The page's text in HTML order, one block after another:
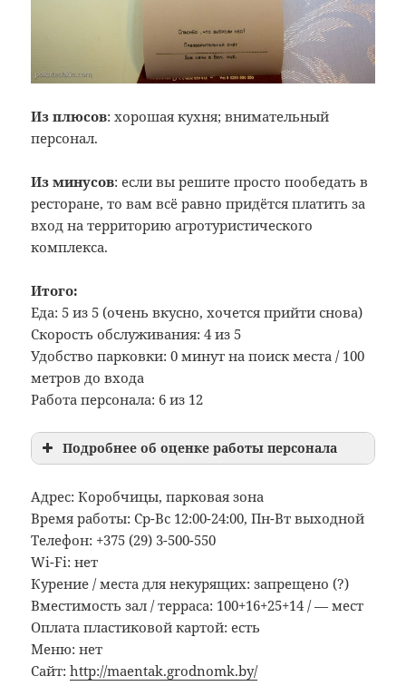
Из плюсов: хорошая кухня; внимательный
персонал.
Из минусов: если вы решите просто пообедать в
ресторане, то вам всё равно придётся платить за
вход на территорию агротуристического
комплекса.
Итого:
Еда: 5 из 5 (очень вкусно, хочется прийти снова)
Скорость обслуживания: 4 из 5
Удобство парковки: 0 минут на поиск места / 100
метров до входа
Работа персонала: 6 из 12
Подробнее об оценке работы персонала
Адрес: Коробчицы, парковая зона
Время работы: Ср-Вс 12:00-24:00, Пн-Вт выходной
Телефон: +375 (29) 3-500-550
Wi-Fi: нет
Курение / места для некурящих: запрещено (?)
Вместимость зал / терраса: 100+16+25+14 / — мест
Оплата пластиковой картой: есть
Меню: нет
Сайт:http://maentak.grodnomk.by/